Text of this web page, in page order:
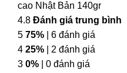
cao Nhật Bản 140gr
4.8 Đánh giá trung bình
5 75% | 6 đánh giá
4 25% | 2 đánh giá
3 0% | 0 đánh giá